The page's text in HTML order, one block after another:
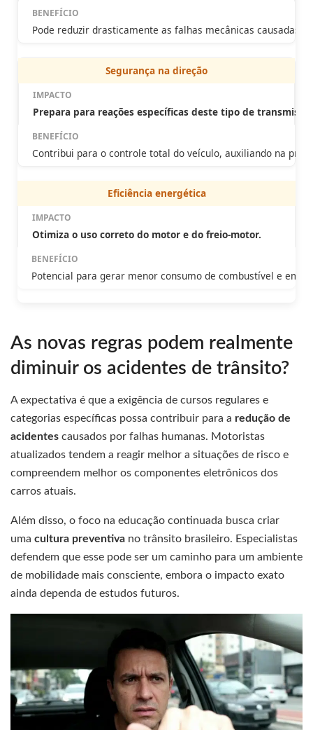
Pode reduzir drasticamente as falhas mecânicas causadas
Segurança na direção
Prepara para reações específicas deste tipo de
Contribui para o controle total do veículo, auxiliando na
Eficiência energética
Otimiza o uso correto do motor e do freio-motor.
Potencial para gerar menor consumo de combustível e
As novas regras podem realmente
diminuir os acidentes de trânsito?
A expectativa é que a exigência de cursos regulares e
categorias específicas possa contribuir para a redução de
acidentes causados por falhas humanas. Motoristas
atualizados tendem a reagir melhor a situações de risco e
compreendem melhor os componentes eletrônicos dos
carros atuais.
Além disso, o foco na educação continuada busca criar
uma cultura preventiva no trânsito brasileiro. Especialistas
defendem que esse pode ser um caminho para um ambiente
de mobilidade mais consciente, embora o impacto exato
ainda dependa de estudos futuros.